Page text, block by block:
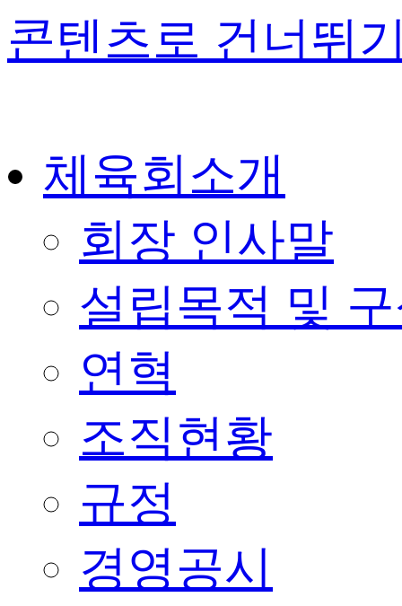
콘텐츠로 건너뛰
체육회소개
회장 인사말
설립목적 및
연혁
조직현황
규정
경영공시